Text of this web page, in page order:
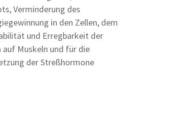
Verminderung des
in den Zellen, dem
und Erregbarkeit der
Muskeln und für die
der Streßhormone